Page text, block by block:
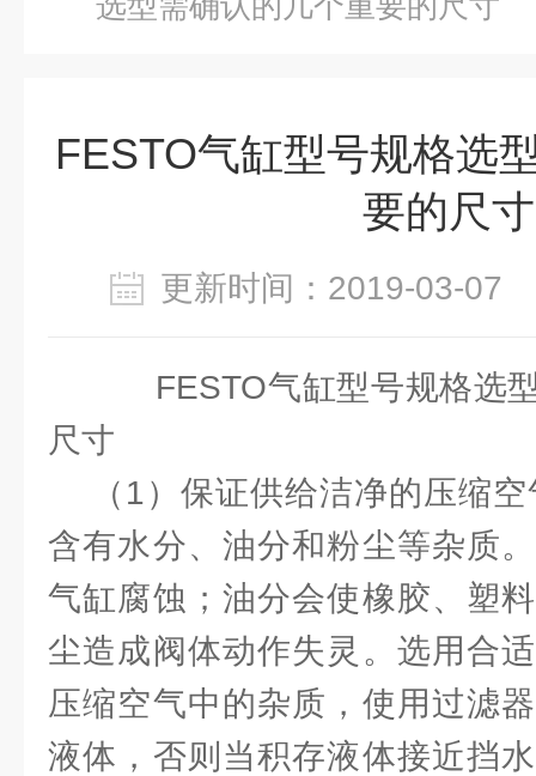
FESTO气缸型号规格选
要的尺寸
更新时间：2019-03-
FESTO气缸型号规格选
尺寸
（1）保证供给洁净的压缩空
含有水分、油分和粉尘等杂质
气缸腐蚀；油分会使橡胶、塑
尘造成阀体动作失灵。选用合
压缩空气中的杂质，使用过滤
液体，否则当积存液体接近挡